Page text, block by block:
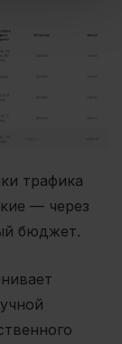
трафика
— через
бюджет.